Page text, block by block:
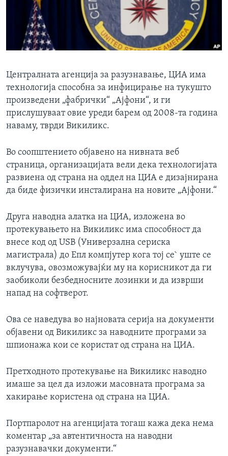
ИНТЕРВЈУА
Јазици
Централната агенција за разузнавање, ЦИА има
технологија способна за инфицирање на тукушто
произведени „фабрички“ „Ајфони“, и ги
прислушуваат овие уреди барем од 2008-та година
наваму, тврди Викиликс.
Во соопштението објавено на нивната веб
страница, организацијата вели дека технологијата
развиена од страна на оддел на ЦИА е дизајнирана
да биде физички инсталирана на новите „Ајфони.“
Друга наводна алатка на ЦИА, изложена во
протекувањето на Викиликс има способност да
внесе код од USB (Универзална сериска
магистрала) до Епл компјутер кога тој се` уште се
вклучува, овозможувајќи му на корисникот да ги
заобиколи безбедносните лозинки и да изврши
напад на софтверот.
Ова се наведува во најновата серија на документи
објавени од Викиликс за наводните програми за
шпионажа кои се користат од страна на ЦИА.
Претходното протекување на Викиликс наводно
имаше за цел да изложи масовната програма за
хакирање користена од страна на ЦИА.
Портпаролот на агенцијата тогаш кажа дека нема
коментар „за автентичноста на наводни
разузнавачки документи.“